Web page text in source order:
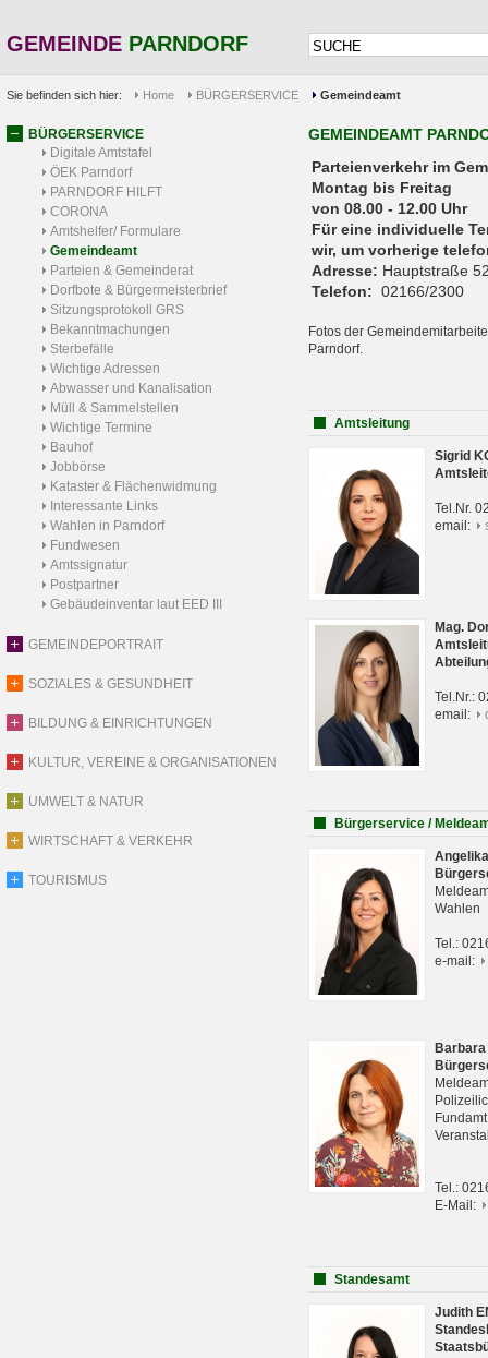
GEMEINDE PARNDORF
Sie befinden sich hier: Home BÜRGERSERVICE Gemeindeamt
BÜRGERSERVICE
Digitale Amtstafel
ÖEK Parndorf
PARNDORF HILFT
CORONA
Amtshelfer/ Formulare
Gemeindeamt
Parteien & Gemeinderat
Dorfbote & Bürgermeisterbrief
Sitzungsprotokoll GRS
Bekanntmachungen
Sterbefälle
Wichtige Adressen
Abwasser und Kanalisation
Müll & Sammelstellen
Wichtige Termine
Bauhof
Jobbörse
Kataster & Flächenwidmung
Interessante Links
Wahlen in Parndorf
Fundwesen
Amtssignatur
Postpartner
Gebäudeinventar laut EED III
GEMEINDEPORTRAIT
SOZIALES & GESUNDHEIT
BILDUNG & EINRICHTUNGEN
KULTUR, VEREINE & ORGANISATIONEN
UMWELT & NATUR
WIRTSCHAFT & VERKEHR
TOURISMUS
GEMEINDEAMT
Parteienverkehr
Montag bis Freitag
von 08.00 - 12.00 Uhr
Für eine individuelle
wir, um vorherige
Adresse: Hauptstraße
Telefon: 02166/2300
Fotos der
Parndorf.
Amtsleitung
Sigrid
Tel.Nr.
email:
Mag.
Tel.Nr.:
email:
Bürgerservice /
Wahlen
Tel.:
e-mail:
Tel.:
E-Mail:
Standesamt
Judith